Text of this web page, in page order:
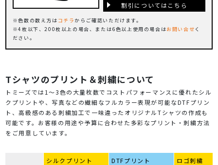
色数の数え方は コチラからご確認いただけます。
4枚以下、200枚以上の場合、または6色以上使用の場合はお問い合せ く
ださい。
割引についてはこちら
Tシャツのプリント＆刺繍について
トミーズでは1～3色の大量枚数でコストパフォーマンスに優れたシル
クプリントや、写真などの繊細なフルカラー表現が可能なDTFプリン
ト、高級感のある刺繍加工で一味違ったオリジナルTシャツの作成も
可能です。お客様の用途や予算に合わせた多彩なプリント・刺繍方法
をご用意しています。
シルクプリント DTFプリント
ロゴ刺繍